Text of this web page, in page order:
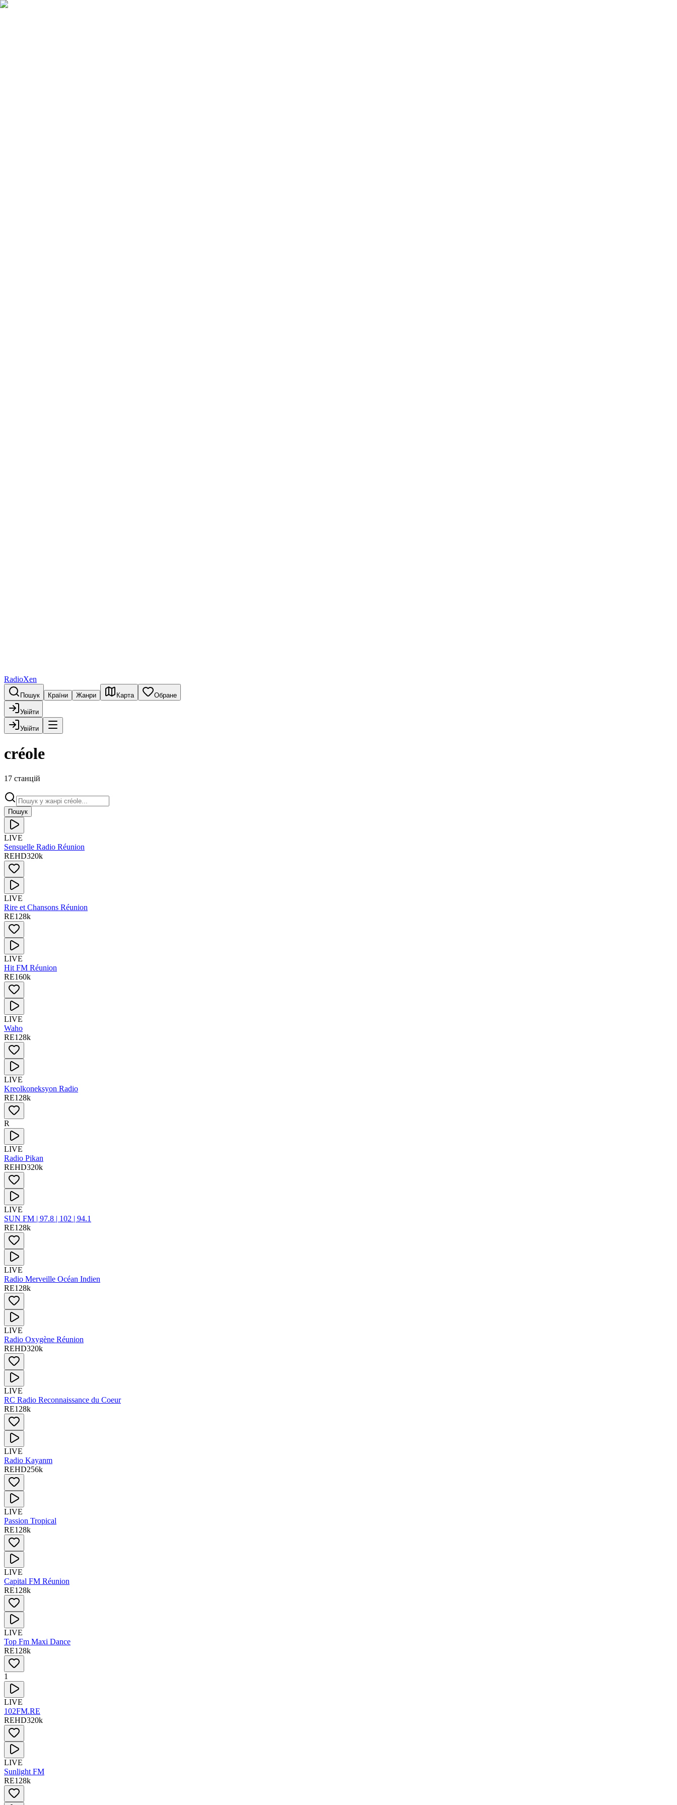
RadioXen
Пошук Країни Жанри Карта Обране
Увійти
Увійти
créole
17 станцій
Пошук
LIVE
Sensuelle Radio Réunion
REHD320k
LIVE
Rire et Chansons Réunion
RE128k
LIVE
Hit FM Réunion
RE160k
LIVE
Waho
RE128k
LIVE
Kreolkoneksyon Radio
RE128k
R
LIVE
Radio Pikan
REHD320k
LIVE
SUN FM | 97.8 | 102 | 94.1
RE128k
LIVE
Radio Merveille Océan Indien
RE128k
LIVE
Radio Oxygène Réunion
REHD320k
LIVE
RC Radio Reconnaissance du Coeur
RE128k
LIVE
Radio Kayanm
REHD256k
LIVE
Passion Tropical
RE128k
LIVE
Capital FM Réunion
RE128k
LIVE
Top Fm Maxi Dance
RE128k
1
LIVE
102FM.RE
REHD320k
LIVE
Sunlight FM
RE128k